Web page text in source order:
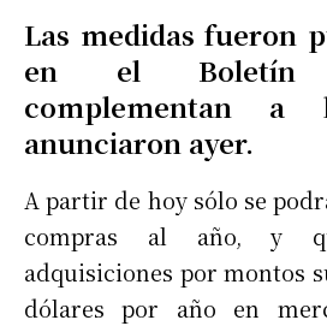
Las medidas fueron
en el Boletín
complementan
anunciaron ayer.
A partir de hoy sólo se
compras al año, y
adquisiciones por montos
dólares por año en